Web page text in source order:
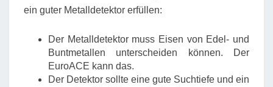
ein guter Metalldetektor erfüllen:
Der Metalldetektor muss Eisen von Edel- und
Buntmetallen unterscheiden können. Der
EuroACE kann das.
Der Detektor sollte eine gute Suchtiefe und ein